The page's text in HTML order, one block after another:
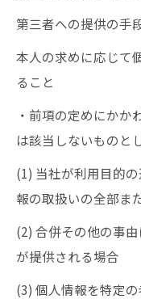
第三者への提供の手
本人の求めに応じて
ること
・前項の定めにかか
は該当しないものと
(1) 当社が利用目的
報の取扱いの全部ま
(2) 合併その他の事
が提供される場合
(3) 個人情報を特定